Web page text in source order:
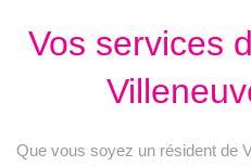
Vos services
Que vous soyez un résident de